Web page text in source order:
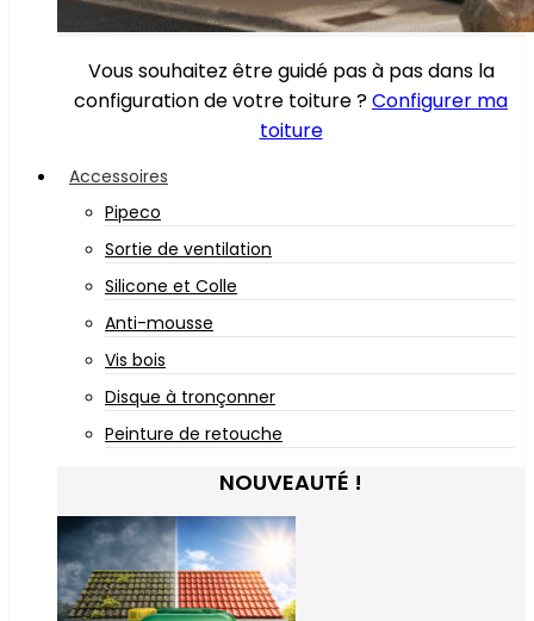
Vous souhaitez être guidé pas à pas dans la
configuration de votre toiture ?Configurer ma
toiture
Accessoires
Pipeco
Sortie de ventilation
Silicone et Colle
Anti-mousse
Vis bois
Disque à tronçonner
Peinture de retouche
NOUVEAUTÉ !